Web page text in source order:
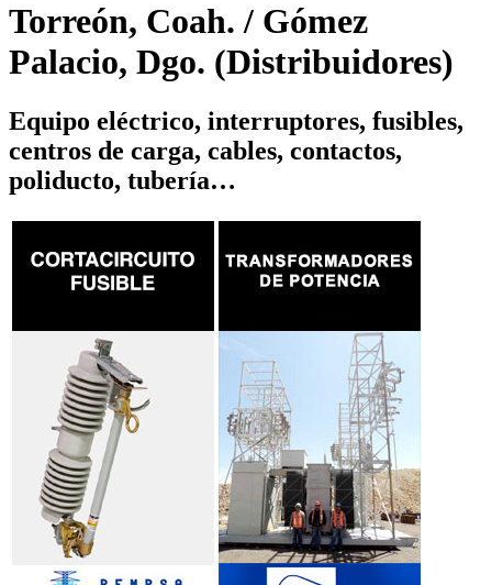
Torreón, Coah. / Gómez
Palacio, Dgo. (Distribuidores)
Equipo eléctrico, interruptores, fusibles,
centros de carga, cables, contactos,
poliducto, tubería…